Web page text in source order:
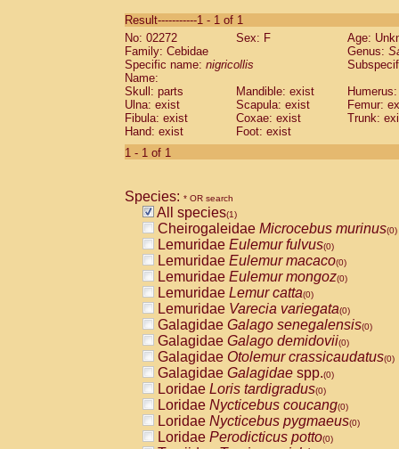
CebidaeSaguinus labiatus(0)
Cebidae Saguinus leucopus (0)
Cebidae
CebidaeSaguinus mystax
Cebidae Saguinus nigricollis (1)
Cebidae Saguinus oedipus
Cebidae Saguinus weddelli
Cebidae Saguinusspp.
Cebidae
CebidaeCebus capucinus
CebidaeCebus nigrivittatus
CebidaeCebus spp.(0)
CebidaeSaimiri boliviensis(0)
CebidaeSaimiri sciureus(0)
AtelidaeAlouatta caraya(0)
AtelidaeAlouatta fusca(0)
AtelidaeAlouatta seniculus(0)
AtelidaeAlouattaspp.(0)
AtelidaeAteles belzebuth(0)
AtelidaeAteles geoffroyi(0)
AtelidaeAteles paniscus(0)
AtelidaeAtelesspp.(0)
AtelidaeLagothrix lagothricha(0)
AtelidaeLagothrix lagothricha cana
PitheciidaeCacajao calvus
Result-----------1 - 1 of 1
No: 02272
Sex: F
Age:
Family: Cebidae
Genus:
Specific name: nigricollis
Name:
Skull: parts
Mandible: exist
Ulna: exist
Scapula: exist
Femur:
Fibula: exist
Coxae: exist
Trunk:
Hand: exist
Foot: exist
1 - 1 of 1
Species: * OR search
All species(1)
Cheirogaleidae Microcebus murinus(0)
Lemuridae Eulemur fulvus(0)
Lemuridae Eulemur macaco(0)
Lemuridae Eulemur mongoz(0)
Lemuridae Lemur catta(0)
Lemuridae Varecia variegata(0)
Galagidae Galago senegalensis(0)
Galagidae Galago demidovii(0)
Galagidae Otolemur crassicaudatus(0)
Galagidae Galagidae spp.(0)
Loridae Loris tardigradus(0)
Loridae Nycticebus coucang(0)
Loridae Nycticebus pygmaeus(0)
Loridae Perodicticus potto(0)